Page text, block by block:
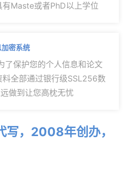
有Maste或者PhD以上学位
密系统
了保护您的个人信息和论文
料全部通过银行级SSL256数
做到让您高枕无忧
，2008年创办，